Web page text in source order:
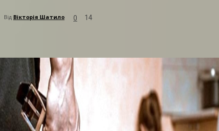
Від Вікторія Шатило 0 14